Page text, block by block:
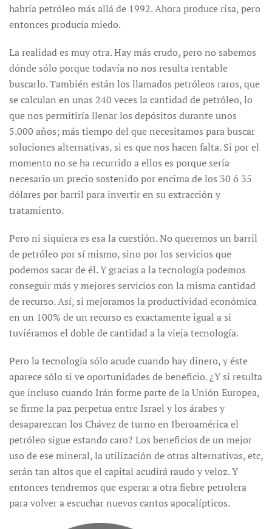
habría petróleo más allá de 1992. Ahora produce risa, pero
entonces producía miedo.
La realidad es muy otra. Hay más crudo, pero no sabemos
dónde sólo porque todavía no nos resulta rentable
buscarlo. También están los llamados petróleos raros, que
se calculan en unas 240 veces la cantidad de petróleo, lo
que nos permitiría llenar los depósitos durante unos
5.000 años; más tiempo del que necesitamos para buscar
soluciones alternativas, si es que nos hacen falta. Si por el
momento no se ha recurrido a ellos es porque sería
necesario un precio sostenido por encima de los 30 ó 35
dólares por barril para invertir en su extracción y
tratamiento.
Pero ni siquiera es esa la cuestión. No queremos un barril
de petróleo por sí mismo, sino por los servicios que
podemos sacar de él. Y gracias a la tecnología podemos
conseguir más y mejores servicios con la misma cantidad
de recurso. Así, si mejoramos la productividad económica
en un 100% de un recurso es exactamente igual a si
tuviéramos el doble de cantidad a la vieja tecnología.
Pero la tecnología sólo acude cuando hay dinero, y éste
aparece sólo si ve oportunidades de beneficio. ¿Y si resulta
que incluso cuando Irán forme parte de la Unión Europea,
se firme la paz perpetua entre Israel y los árabes y
desaparezcan los Chávez de turno en Iberoamérica el
petróleo sigue estando caro? Los beneficios de un mejor
uso de ese mineral, la utilización de otras alternativas, etc,
serán tan altos que el capital acudirá raudo y veloz. Y
entonces tendremos que esperar a otra fiebre petrolera
para volver a escuchar nuevos cantos apocalípticos.